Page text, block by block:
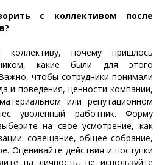
с коллективом после
почему пришлось
какие были для этого
чтобы сотрудники понимали
и поведения, ценности компании,
или репутационном
уволенный работник. Форму
на свое усмотрение, как
совещание, общее собрание,
Оценивайте действия и поступки
на личность, не используйте